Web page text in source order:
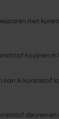
met
kozijnen in
kan ik kunststof
deuren en